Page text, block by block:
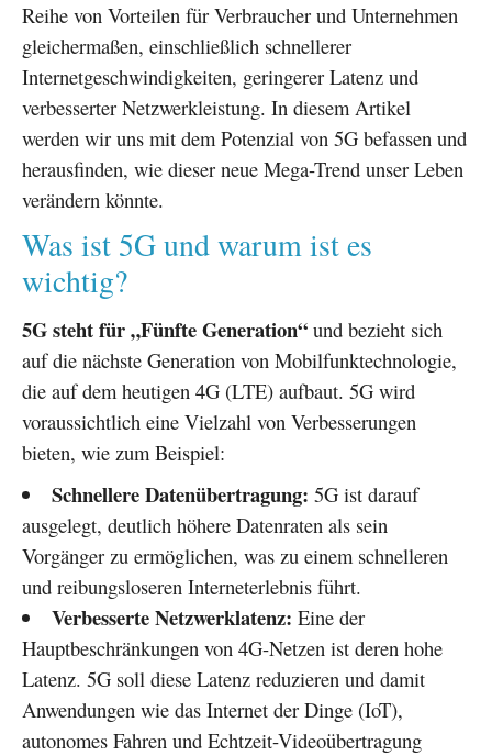
Reihe von Vorteilen für Verbraucher und Unternehmen
gleichermaßen, einschließlich schnellerer
Internetgeschwindigkeiten, geringerer Latenz und
verbesserter Netzwerkleistung. In diesem Artikel
werden wir uns mit dem Potenzial von 5G befassen und
herausfinden, wie dieser neue Mega-Trend unser Leben
verändern könnte.
Was ist 5G und warum ist es
wichtig?
5G steht für „Fünfte Generation“ und bezieht sich
auf die nächste Generation von Mobilfunktechnologie,
die auf dem heutigen 4G (LTE) aufbaut. 5G wird
voraussichtlich eine Vielzahl von Verbesserungen
bieten, wie zum Beispiel:
Schnellere Datenübertragung: 5G ist darauf
ausgelegt, deutlich höhere Datenraten als sein
Vorgänger zu ermöglichen, was zu einem schnelleren
und reibungsloseren Interneterlebnis führt.
Verbesserte Netzwerklatenz: Eine der
Hauptbeschränkungen von 4G-Netzen ist deren hohe
Latenz. 5G soll diese Latenz reduzieren und damit
Anwendungen wie das Internet der Dinge (IoT),
autonomes Fahren und Echtzeit-Videoübertragung